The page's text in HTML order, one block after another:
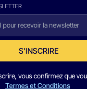
S'INSCRIRE
vous confirmez que
Termes et Conditions